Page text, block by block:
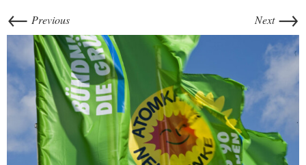
← Previous Next →